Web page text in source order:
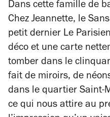
Dans cette famille de
Chez Jeannette, le
petit dernier Le
déco et une carte
tomber dans le
fait de miroirs, de
dans le quartier Saint-
ce qui nous attire au